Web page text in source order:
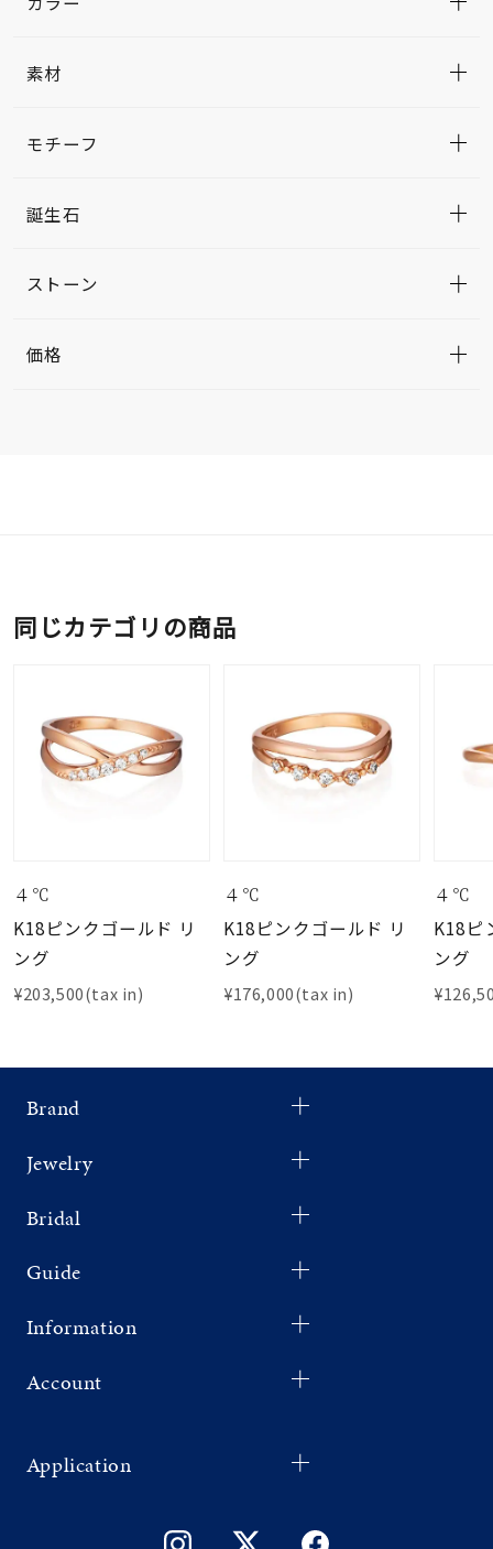
素材
モチーフ
誕生石
ストーン
価格
同じカテゴリの商品
４℃
K18ピンクゴールド リ
ング
¥203,500(tax in)
４℃
K18ピンクゴールド リ
ング
¥176,000(tax in)
４℃
K18ピ
ング
Brand
Jewelry
Bridal
Guide
Information
Account
Application